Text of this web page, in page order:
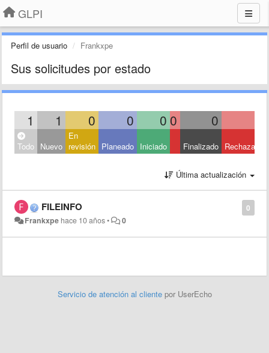
GLPI
Perfil de usuario Frankxpe
Sus solicitudes por estado
1 1 0 0 0 0 0
Todo Nuevo
En
revisión Planeado Iniciado Finalizado Rechazado
Última actualización
0
FILEINFO
Frankxpe hace 10 años• 0
Servicio de atención al cliente por UserEcho